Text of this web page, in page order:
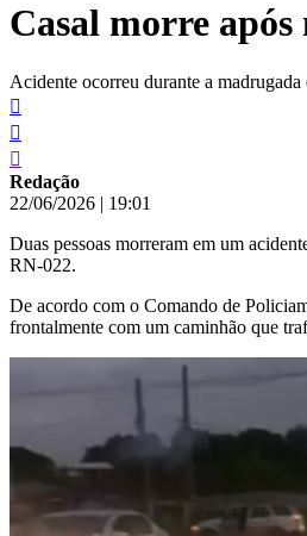
conteúdo
Casal morre
Acidente ocorreu durante a
Redação
22/06/2026 | 19:01
Duas pessoas morreram em um
RN-022.
De acordo com o Comando de
frontalmente com um caminhão que